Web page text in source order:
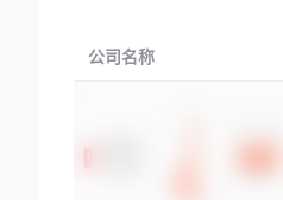
公司名称